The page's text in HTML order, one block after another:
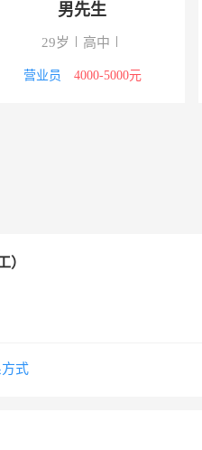
男先生
29岁 高中
营业员 4000-5000元
）
式